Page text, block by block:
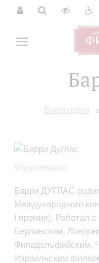
Биография
Фортепиано
Барри ДУГЛАС
Международного
I премия). Работал
Берлинским,
Филадельфийским,
Израильским